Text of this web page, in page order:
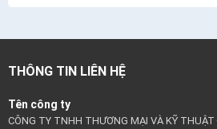
THÔNG TIN LIÊN HỆ
Tên công ty
CÔNG TY TNHH THƯƠNG MẠI VÀ KỸ